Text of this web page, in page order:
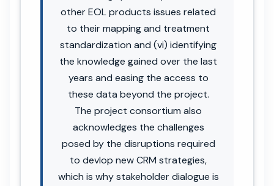
other EOL products issues related
to their mapping and treatment
standardization and (vi) identifying
the knowledge gained over the last
years and easing the access to
these data beyond the project.
The project consortium also
acknowledges the challenges
posed by the disruptions required
to devlop new CRM strategies,
which is why stakeholder dialogue is